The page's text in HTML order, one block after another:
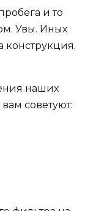
и то
Увы. Иных
конструкция.
наших
советуют: